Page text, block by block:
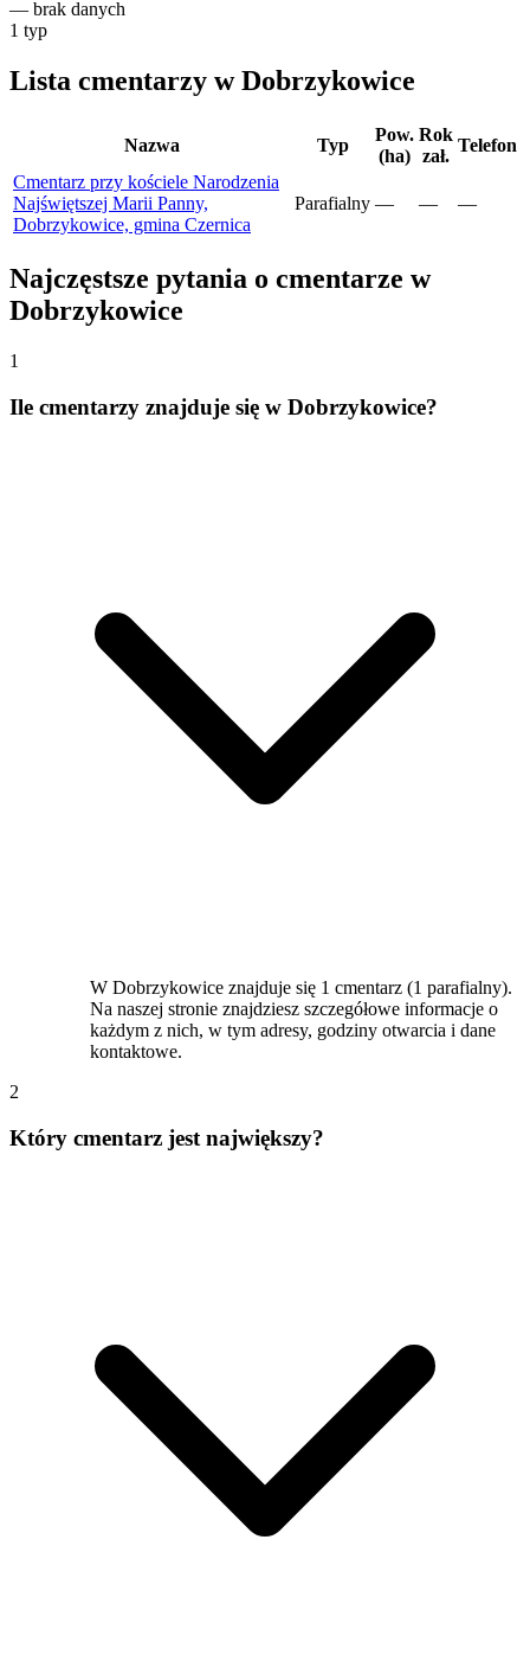
— brak danych
1 typ
Lista cmentarzy w Dobrzykowice
Nazwa Typ
Pow.
(ha)
Rok
zał.
Telefon
Cmentarz przy kościele Narodzenia
Najświętszej Marii Panny,
Dobrzykowice, gmina Czernica
Parafialny — — —
Najczęstsze pytania o cmentarze w
Dobrzykowice
1
Ile cmentarzy znajduje się w Dobrzykowice?
W Dobrzykowice znajduje się 1 cmentarz (1 parafialny).
Na naszej stronie znajdziesz szczegółowe informacje o
każdym z nich, w tym adresy, godziny otwarcia i dane
kontaktowe.
2
Który cmentarz jest największy?